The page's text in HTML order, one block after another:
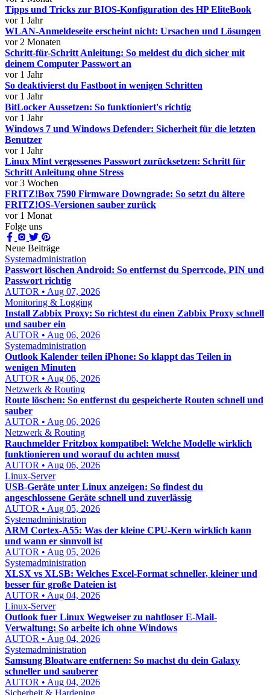
Tipps und Tricks zur BIOS-Konfiguration des HP EliteBook
vor 1 Jahr
WLAN-Anmeldeseite erscheint nicht: Ursachen und Lösungen
vor 2 Monaten
Schritt-für-Schritt Anleitung: So meldest du dich sicher mit
deinem Computer Passwort an
vor 1 Jahr
So deaktivierst du Fastboot in wenigen Schritten
vor 1 Jahr
BitLocker Aussetzen: So funktioniert's richtig
vor 1 Jahr
Windows 7 und Windows Defender: Sicherheit für die letzten
Benutzer
vor 1 Jahr
Linux Mint vergessenes Passwort zurücksetzen: Schritt für
Schritt Anleitung ohne Stress
vor 3 Wochen
FRITZ!Box 7590 Firmware Downgrade: So setzt du ältere
FRITZ!OS-Versionen sauber zurück
vor 1 Monat
Folge uns
Neue Beiträge
Systemadministration
Passwort löschen Android: So entfernst du Sperrcode, PIN und
Passwort richtig
AUTOR • Aug 07, 2026
Monitoring & Logging
Install Zabbix Proxy: So richtest du einen Zabbix Proxy schnell
und sauber ein
AUTOR • Aug 06, 2026
Systemadministration
Outlook Kalender teilen iPhone: So klappt das Teilen in
wenigen Minuten
AUTOR • Aug 06, 2026
Netzwerk & Routing
Route löschen: So entfernst du gespeicherte Routen schnell und
sauber
AUTOR • Aug 06, 2026
Netzwerk & Routing
Rauchmelder Fritzbox kompatibel: Welche Modelle wirklich
funktionieren und worauf du achten musst
AUTOR • Aug 06, 2026
Linux-Server
USB-Geräte unter Linux anzeigen: So findest du
angeschlossene Geräte schnell und zuverlässig
AUTOR • Aug 05, 2026
Systemadministration
ARM Cortex-A55: Was der kleine CPU-Kern wirklich kann
und wann er sinnvoll ist
AUTOR • Aug 05, 2026
Systemadministration
XLSX vs XLSB: Welches Excel-Format schneller, kleiner und
besser für große Dateien ist
AUTOR • Aug 04, 2026
Linux-Server
Outlook fuer Linux Wegweiser zu nahtloser E-Mail-
Verwaltung: So arbeite ich ohne Windows
AUTOR • Aug 04, 2026
Systemadministration
Samsung Bloatware entfernen: So machst du dein Galaxy
schneller und sauberer
AUTOR • Aug 04, 2026
Sicherheit & Hardening